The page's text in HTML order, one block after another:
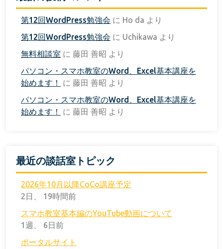
第12回WordPress勉強会 に Ho da より
第12回WordPress勉強会 に Uchikawa より
無料相談室 に 藤田 善昭 より
パソコン・スマホ教室のWord、Excel基本講座を
始めます！
に 藤田 善昭 より
パソコン・スマホ教室のWord、Excel基本講座を
始めます！
に 藤田 善昭 より
最近の談話室トピック
2026年10月以降CoCo講座予定
2日、 19時間前
スマホ教室基本編のYouTube動画について
1週、 6日前
ポータルサイト